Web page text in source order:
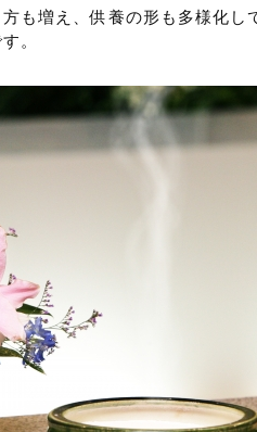
も増え、供養の形も多様化し
。